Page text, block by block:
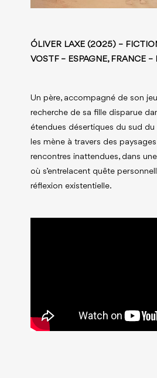
ÓLIVER LAXE (2025) –
VOSTF – ESPAGNE, FRANCE –
Un père, accompagné de son
recherche de sa fille disparue
étendues désertiques du sud
les mène à travers des
rencontres inattendues, dans
où s’entrelacent quête
réflexion existentielle.